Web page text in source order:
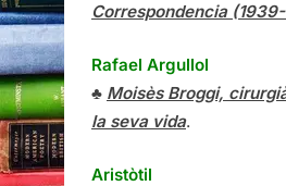
Correspondencia
Rafael Argullol
♣ Moisès Broggi,
la seva vida.
Aristòtil